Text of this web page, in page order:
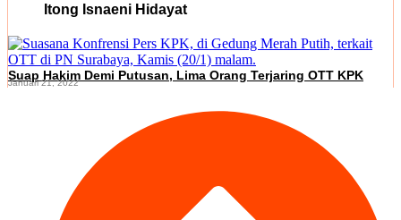
Itong Isnaeni Hidayat
Suap Hakim Demi Putusan, Lima Orang Terjaring OTT KPK
Januari 21, 2022